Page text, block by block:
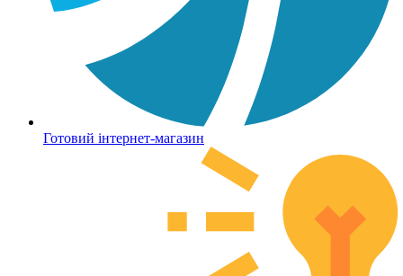
Готовий інтернет-магазин